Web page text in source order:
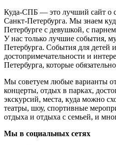
Куда-СПБ — это лучший сайт о
Санкт-Петербурга. Мы знаем
Петербурге с девушкой, с
У нас только лучшие события,
Петербурга. События для детей
достопримечательности и
Петербурга, которые
Мы советуем любые варианты
концерты, отдых в парках,
экскурсий, места, куда можно
театры, шоу, спортивные
отдыха и отдыха с семьей, и
Мы в социальных сетях